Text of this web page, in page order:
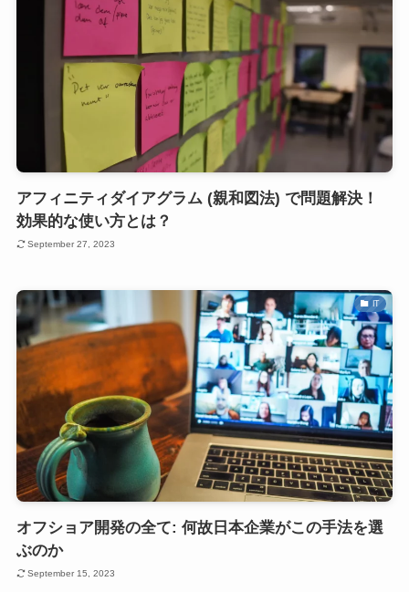
アフィニティダイアグラム (親和図法) で問題解決！
効果的な使い方とは？
September 27, 2023
IT
オフショア開発の全て: 何故日本企業がこの手法を選
ぶのか
September 15, 2023